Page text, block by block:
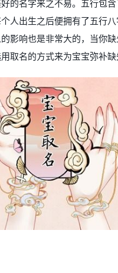
的名字来之不易。五行包
人出生之后便拥有了五行
影响也是非常大的，当你
取名的方式来为宝宝弥补缺